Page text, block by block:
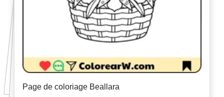
Page de coloriage Beallara